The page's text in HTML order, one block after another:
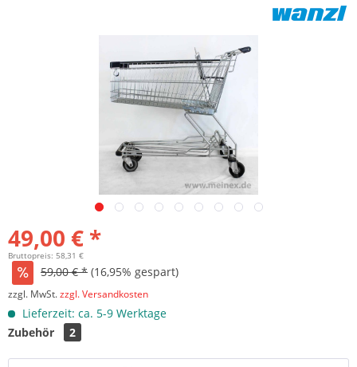
49,00 € *
Bruttopreis: 58,31 €
59,00 € * (16,95% gespart)
zzgl. MwSt.zzgl. Versandkosten
Lieferzeit: ca. 5-9 Werktage
Zubehör
2